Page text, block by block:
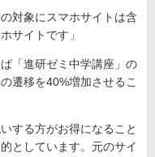
対象にスマホサイトは含
サイトです」
「進研ゼミ中学講座」の
遷移を40%増加させるこ
する方がお得になること
としています。元のサイ